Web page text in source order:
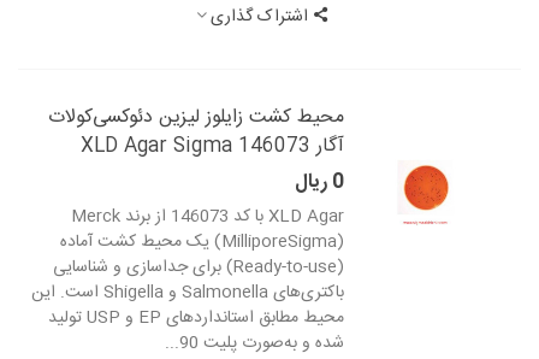
اشتراک گذاری
محیط کشت زایلوز لیزین دئوکسی‌کولات
آگار XLD Agar Sigma 146073
0 ریال
XLD Agar با کد 146073 از برند Merck
(MilliporeSigma) یک محیط کشت آماده
(Ready-to-use) برای جداسازی و شناسایی
باکتری‌های Salmonella و Shigella است. این
محیط مطابق استانداردهای EP و USP تولید
شده و به‌صورت پلیت 90...